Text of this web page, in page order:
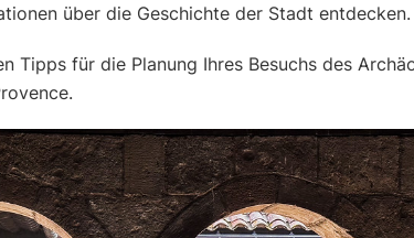
über die Geschichte der Stadt entdecken.
Tipps für die Planung Ihres Besuchs des